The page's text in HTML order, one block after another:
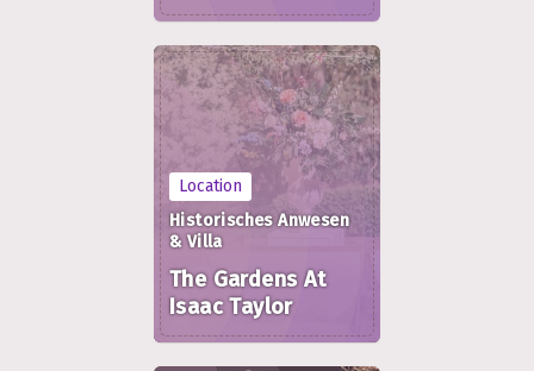
Location
Historisches Anwesen
& Villa
The Gardens At
Isaac Taylor